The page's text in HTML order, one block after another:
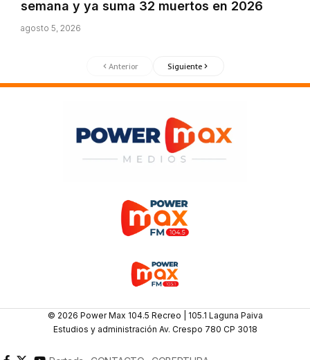
semana y ya suma 32 muertos en 2026
agosto 5, 2026
Anterior Siguiente
© 2026 Power Max 104.5 Recreo | 105.1 Laguna Paiva
Estudios y administración Av. Crespo 780 CP 3018